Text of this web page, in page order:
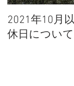
2021年10月
休日について